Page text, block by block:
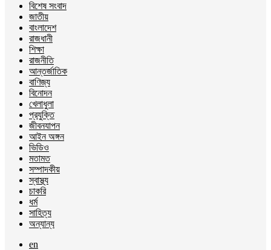
বিশেষ সংবাদ
জাতীয়
বাংলাদেশ
রাজধানী
শিক্ষা
রাজনীতি
আন্তর্জাতিক
বাণিজ্য
বিনোদন
খেলাধুলা
প্রযুক্তি
জীবনযাপন
আইন অঙ্গন
ভিডিও
মতামত
সম্পাদকীয়
স্বাস্থ্য
চাকরি
ধর্ম
সাহিত্য
অন্যান্য
en